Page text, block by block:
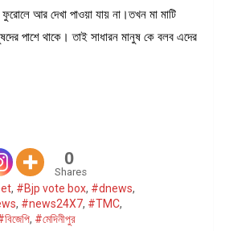
আর দেখা পাওয়া যায় না।তখন মা মাটি
পাশে থাকে। তাই সাধারন মানুষ কে বলব এদের
0
Shares
, #Bjp vote box, #dnews,
, #news24X7, #TMC,
, #মেদিনীপুর